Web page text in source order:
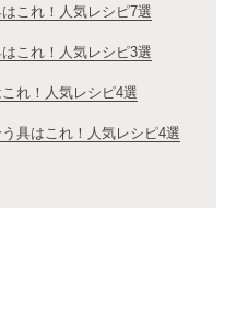
これ！人気レシピ7選
これ！人気レシピ3選
れ！人気レシピ4選
具はこれ！人気レシピ4選